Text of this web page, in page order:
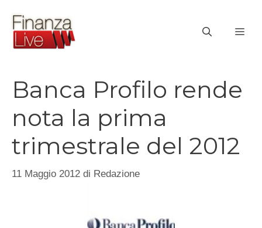
contenuto
Banca Profilo rende
nota la prima
trimestrale del 2012
11 Maggio 2012 di Redazione